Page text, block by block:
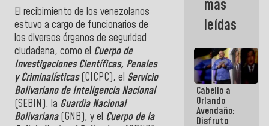
El recibimiento de los venezolanos
estuvo a cargo de funcionarios de
los diversos órganos de seguridad
ciudadana, como el Cuerpo de
Investigaciones Científicas, Penales
y Criminalísticas(CICPC), el Servicio
Bolivariano de Inteligencia Nacional
(SEBIN), la Guardia Nacional
Bolivariana(GNB), y el Cuerpo de la
por
terremotos
más
leídas
Cabello a
Orlando
Avendaño:
Disfruto